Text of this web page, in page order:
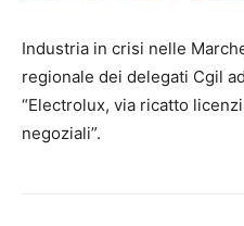
Industria in crisi nelle
regionale dei delegati Cgil
“Electrolux, via ricatto
negoziali”.